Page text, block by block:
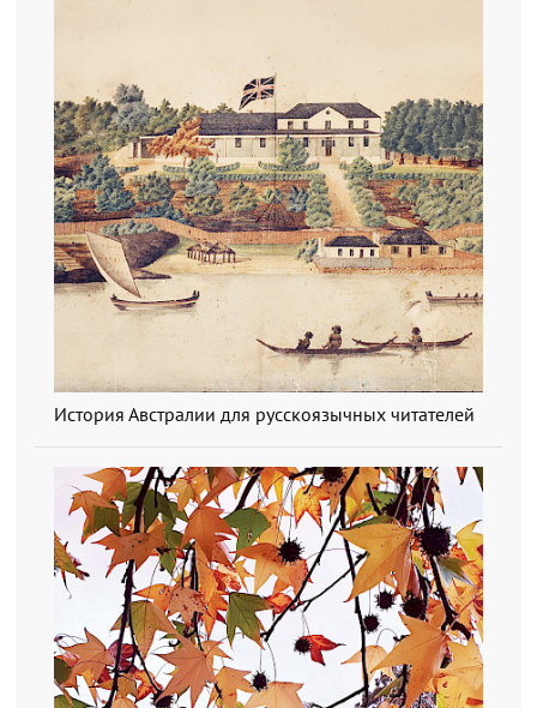
История Австралии для русскоязычных читателей